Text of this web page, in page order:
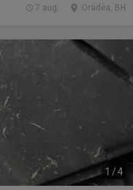
Oradea, BH
7 aug.
1 /4